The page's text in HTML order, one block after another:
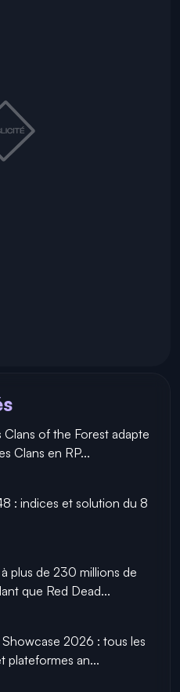
Clans of the Forest adapte
Clans en RP...
: indices et solution du 8
plus de 230 millions de
que Red Dead...
2026 : tous les
plateformes an...